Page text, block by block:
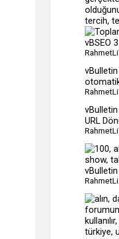
vBSEO
RahmetLi
RahmetLi
URL
RahmetLi
RahmetLi